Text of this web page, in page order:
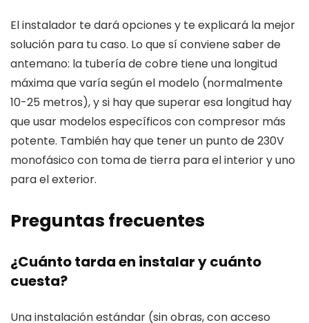
El instalador te dará opciones y te explicará la mejor
solución para tu caso. Lo que sí conviene saber de
antemano: la tubería de cobre tiene una longitud
máxima que varía según el modelo (normalmente
10-25 metros), y si hay que superar esa longitud hay
que usar modelos específicos con compresor más
potente. También hay que tener un punto de 230V
monofásico con toma de tierra para el interior y uno
para el exterior.
Preguntas frecuentes
¿Cuánto tarda en instalar y cuánto
cuesta?
Una instalación estándar (sin obras, con acceso